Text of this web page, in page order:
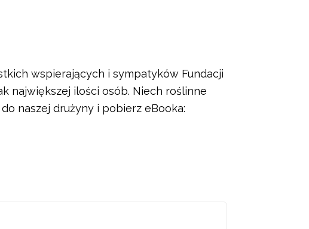
wspierających i sympatyków Fundacji
największej ilości osób. Niech roślinne
naszej drużyny i pobierz eBooka: